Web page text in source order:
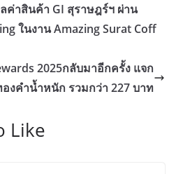
ค่าสินค้า GI สุราษฎร์ฯ ผ่าน
ในงาน Amazing Surat Coff
2025กลับมาอีกครั้ง แจก
งคำน้ำหนัก รวมกว่า 227 บาท
Like